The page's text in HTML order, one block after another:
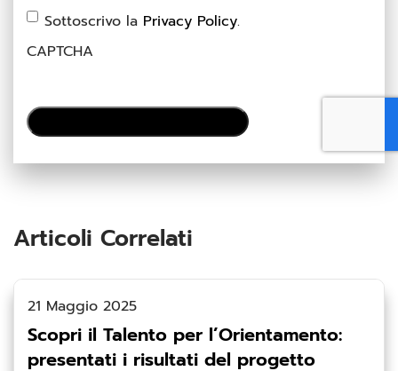
Sottoscrivo la Privacy Policy.
CAPTCHA
Articoli Correlati
21 Maggio 2025
Scopri il Talento per l’Orientamento:
presentati i risultati del progetto